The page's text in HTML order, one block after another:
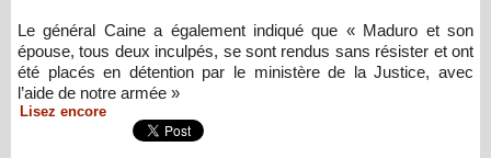
Le général Caine a également indiqué que « Maduro et son
épouse, tous deux inculpés, se sont rendus sans résister et ont
été placés en détention par le ministère de la Justice, avec
l’aide de notre armée »
Lisez encore